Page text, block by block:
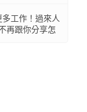
工作！過來人
再跟你分享怎